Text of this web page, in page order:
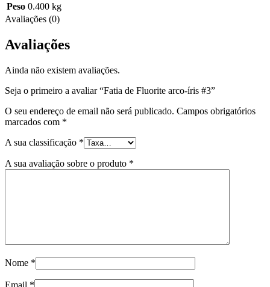
Peso 0.400 kg
Avaliações (0)
Avaliações
Ainda não existem avaliações.
Seja o primeiro a avaliar “Fatia de Fluorite arco-íris #3”
O seu endereço de email não será publicado. Campos obrigatórios
marcados com *
A sua classificação *
A sua avaliação sobre o produto *
Nome *
Email *